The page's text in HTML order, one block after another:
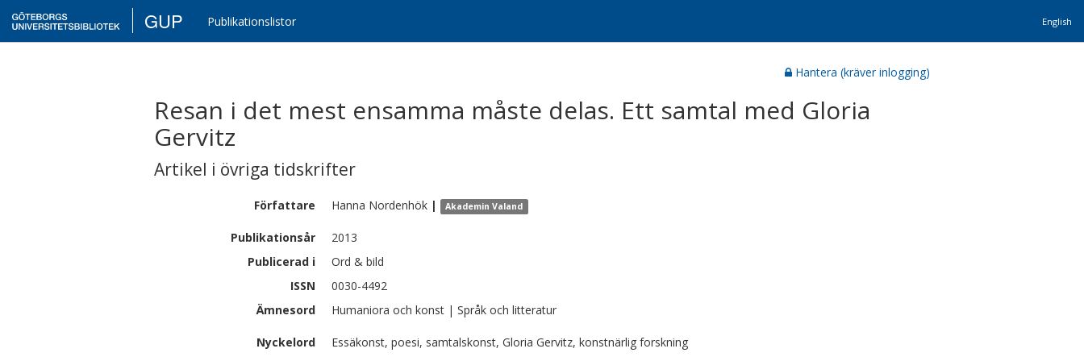
GUP Publikationslistor English
Hantera (kräver inlogging)
Resan i det mest ensamma måste delas. Ett samtal med Gloria
Gervitz
Artikel i övriga tidskrifter
Författare Hanna Nordenhök | Akademin Valand
Publikationsår
2013
Publicerad i
Ord & bild
ISSN
0030-4492
Ämnesord
Humaniora och konst | Språk och litteratur
Nyckelord
Essäkonst, poesi, samtalskonst, Gloria Gervitz, konstnärlig forskning